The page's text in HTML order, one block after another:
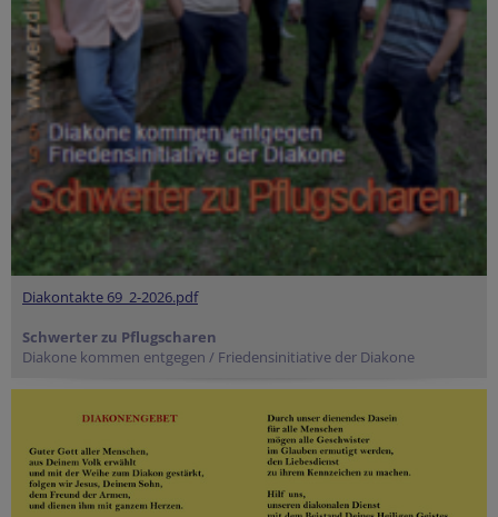
Diakontakte 69_2-2026.pdf
Schwerter zu Pflugscharen
Diakone kommen entgegen / Friedensinitiative der Diakone